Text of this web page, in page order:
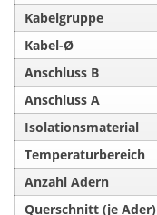
Kabelgruppe
Kabel-Ø
Anschluss B
Anschluss A
Isolationsmaterial
Temperaturbereich
Anzahl Adern
Querschnitt (je Ader)